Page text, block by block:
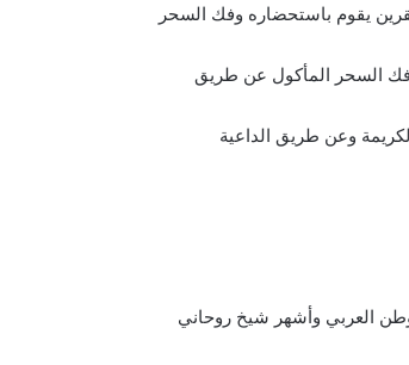
يقوم باستحضاره وفك السحر
السحر المأكول عن طريق
وعن طريق الداعية
العربي وأشهر شيخ روحاني